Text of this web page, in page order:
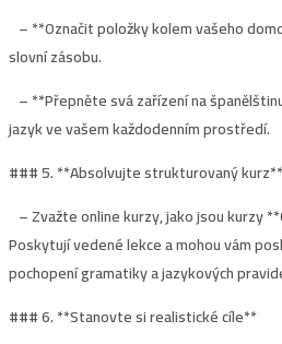
– **Označit položky kolem vašeho
slovní zásobu.
– **Přepněte svá zařízení na
jazyk ve vašem každodenním prostředí.
### 5. **Absolvujte strukturovaný kurz**
– Zvažte online kurzy, jako jsou kurzy
Poskytují vedené lekce a mohou vám
pochopení gramatiky a jazykových
### 6. **Stanovte si realistické cíle**